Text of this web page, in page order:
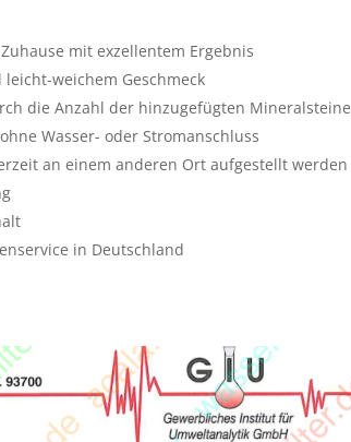
mit exzellentem Ergebnis
weichem Geschmeck
die Anzahl der hinzugefügten Mineralsteine
Wasser- oder Stromanschluss
an einem anderen Ort aufgestellt werden
in Deutschland